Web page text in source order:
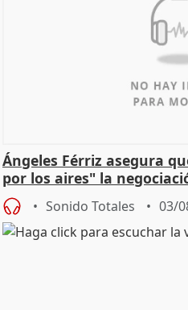
Ángeles Férriz asegura
por los aires" la
SMA
Sonido Totales 03/